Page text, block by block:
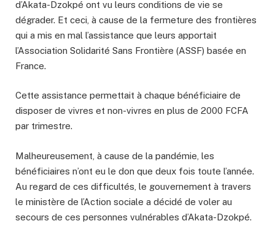
d’Akata-Dzokpé ont vu leurs conditions de vie se
dégrader. Et ceci, à cause de la fermeture des frontières
qui a mis en mal l’assistance que leurs apportait
l’Association Solidarité Sans Frontière (ASSF) basée en
France.
Cette assistance permettait à chaque bénéficiaire de
disposer de vivres et non-vivres en plus de 2000 FCFA
par trimestre.
Malheureusement, à cause de la pandémie, les
bénéficiaires n’ont eu le don que deux fois toute l’année.
Au regard de ces difficultés, le gouvernement à travers
le ministère de l’Action sociale a décidé de voler au
secours de ces personnes vulnérables d’Akata-Dzokpé.